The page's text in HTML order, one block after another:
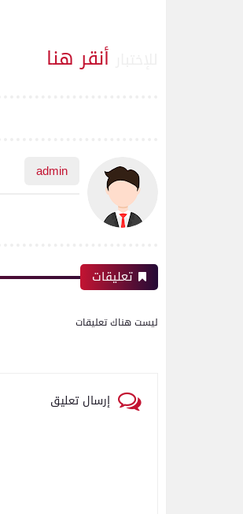
أنقر هنا
admin
تعليقات
ليست هناك تعليقات
إرسال تعليق